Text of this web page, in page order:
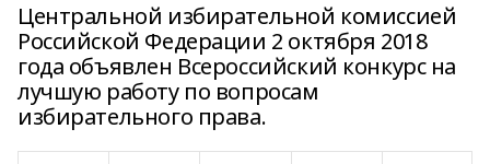
Центральной избирательной комиссией
Российской Федерации 2 октября 2018
года объявлен Всероссийский конкурс на
лучшую работу по вопросам
избирательного права.